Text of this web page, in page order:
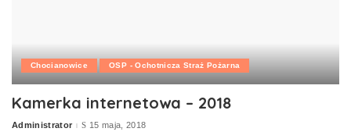
Chocianowice OSP - Ochotnicza Straż Pożarna
Kamerka internetowa – 2018
Posted
Administrator 15 maja, 2018